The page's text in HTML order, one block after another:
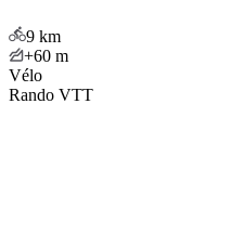
9 km
+60 m
Vélo
Rando VTT